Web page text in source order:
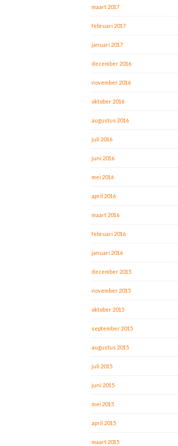
maart 2017
februari 2017
januari 2017
december 2016
november 2016
oktober 2016
augustus 2016
juli 2016
juni 2016
mei 2016
april 2016
maart 2016
februari 2016
januari 2016
december 2015
november 2015
oktober 2015
september 2015
augustus 2015
juli 2015
juni 2015
mei 2015
april 2015
maart 2015